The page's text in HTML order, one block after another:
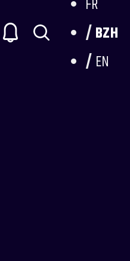
FR
BZH
EN